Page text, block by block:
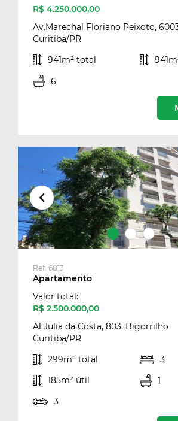
R$ 4.250.000,00
Av.Marechal Floriano Peixoto,
Curitiba/PR
941m² total
6
Ref: 6813
Apartamento
Valor total:
R$ 2.500.000,00
Al.Julia da Costa, 803. Bigorrilho
Curitiba/PR
299m² total
3
185m² útil
1
3